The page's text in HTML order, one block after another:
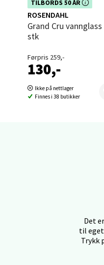
TILBORDS 50 ÅR
Dette produktet er inkludert i
kampanje. Benytt deg av
dag!
ROSENDAHL
Grand Cru vannglass 22 cl 6
stk
Førpris 259,-
130,-
Ikke på nettlager
Finnes i 38 butikker
Det
til
Trykk